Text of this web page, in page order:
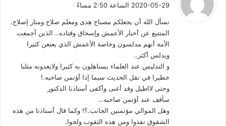
من هو عالم سوى عالم الفروع، وعالم الحديث.
لقد أُغفل البعد النفسي: الفردي والجمعي، والبعد السياسي؛ فلم
يلاحظوا أثر الجانب القومي في تلوين التركيب النفسي وميول
الإنسان، متصورين أن صدق التدين يقضي على الفروق النفسية
المرتبطة بالاختلاف القومي. ومن عرف محركات الإنسان ودوافعه
الذاتية والخارجية وتشابكها، يدرك أن صدق التدين عامل واحد من
عوامل المعادلة، يبقى – على أهميته – قاصراً عن إحداث النتيجة
الموضوعية المنشودة عند الشخص تجاه كثير من الأحداث والأحوال
والمواقف، إلا عند طراز خاص من البشر.
ل
2020-05-29 الساعة 2:50 مساءً
نسأل الله أن يجعلكم مصباح هدى ومعلم صلاح ومنار إصلاح.
المتتبع عن أخبار الأعمش وإسحاق وقتاده.. الذين أجمعت
الأمة أنهم مدلسون وخاصة الأعمش الذي يعنعن كثيرا
ويدلس أكثر..
و التدليس عند العلماء يستاهلون به كثيرا ولايعدونه مثلبا
خطيرا في نقل الحديث سيما إذا أؤتمن صاحبه.!
وحتى لااطيل وقد أغنى وأكفى أستاذنا الدكتور
سأقف عند أؤتمن صاحبه…
وهل الموالي مؤتمنين الجانب.؟! وكما قال أستاذنا من هذه
الشقوق نفذوا ومن هذه الثقوب ولجوا.